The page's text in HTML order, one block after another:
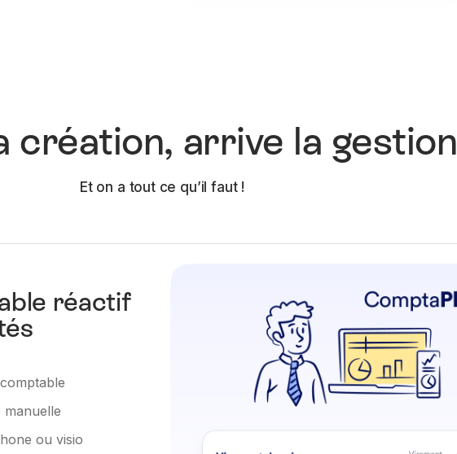
création, arrive la gestion
Et on a tout ce qu’il faut !
réactif
manuelle
ou visio